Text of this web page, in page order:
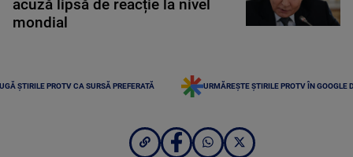
acuză lipsă de reacție la nivel
mondial
ȘTIRILE PROTV CA SURSĂ PREFERATĂ URMĂREȘTE ȘTIRILE PROTV ÎN GOOGLE